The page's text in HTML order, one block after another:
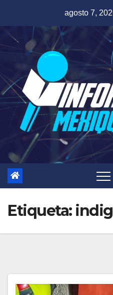
contenido
agosto 7,
Etiqueta: